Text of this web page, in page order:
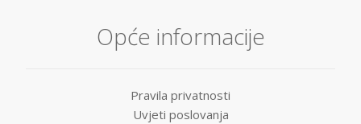
Opće informacije
Pravila privatnosti
Uvjeti poslovanja